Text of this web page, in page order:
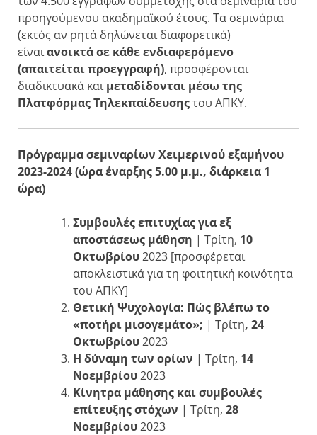
προηγούμενου ακαδημαϊκού έτους. Τα σεμινάρια
(εκτός αν ρητά δηλώνεται διαφορετικά)
είναιανοικτά σε κάθε ενδιαφερόμενο
(απαιτείται προεγγραφή), προσφέρονται
διαδικτυακά και μεταδίδονται μέσω της
Πλατφόρμας Τηλεκπαίδευσηςτου ΑΠΚΥ.
Πρόγραμμα σεμιναρίων Χειμερινού εξαμήνου
2023-2024 (ώρα έναρξης 5.00 μ.μ., διάρκεια 1
ώρα)
Συμβουλές επιτυχίας για εξ
αποστάσεως μάθηση | Τρίτη, 10
Οκτωβρίου2023 [προσφέρεται
αποκλειστικά για τη φοιτητική κοινότητα
του ΑΠΚΥ]
Θετική Ψυχολογία: Πώς βλέπω το
«ποτήρι μισογεμάτο»; | Τρίτη, 24
Οκτωβρίου2023
Η δύναμη των ορίων | Τρίτη, 14
Νοεμβρίου2023
Κίνητρα μάθησης και συμβουλές
επίτευξης στόχων | Τρίτη, 28
Νοεμβρίου2023